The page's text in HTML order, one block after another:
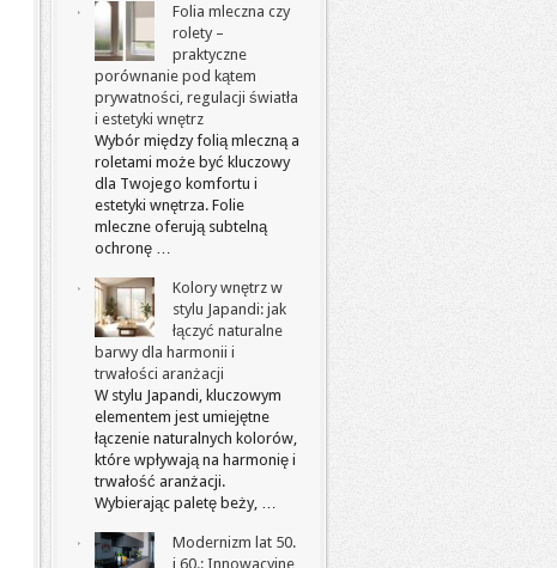
Folia mleczna czy
rolety –
praktyczne
porównanie pod kątem
prywatności, regulacji światła
i estetyki wnętrz
Wybór między folią mleczną a
roletami może być kluczowy
dla Twojego komfortu i
estetyki wnętrza. Folie
mleczne oferują subtelną
ochronę …
Kolory wnętrz w
stylu Japandi: jak
łączyć naturalne
barwy dla harmonii i
trwałości aranżacji
W stylu Japandi, kluczowym
elementem jest umiejętne
łączenie naturalnych kolorów,
które wpływają na harmonię i
trwałość aranżacji.
Wybierając paletę beży, …
Modernizm lat 50.
i 60.: Innowacyjne